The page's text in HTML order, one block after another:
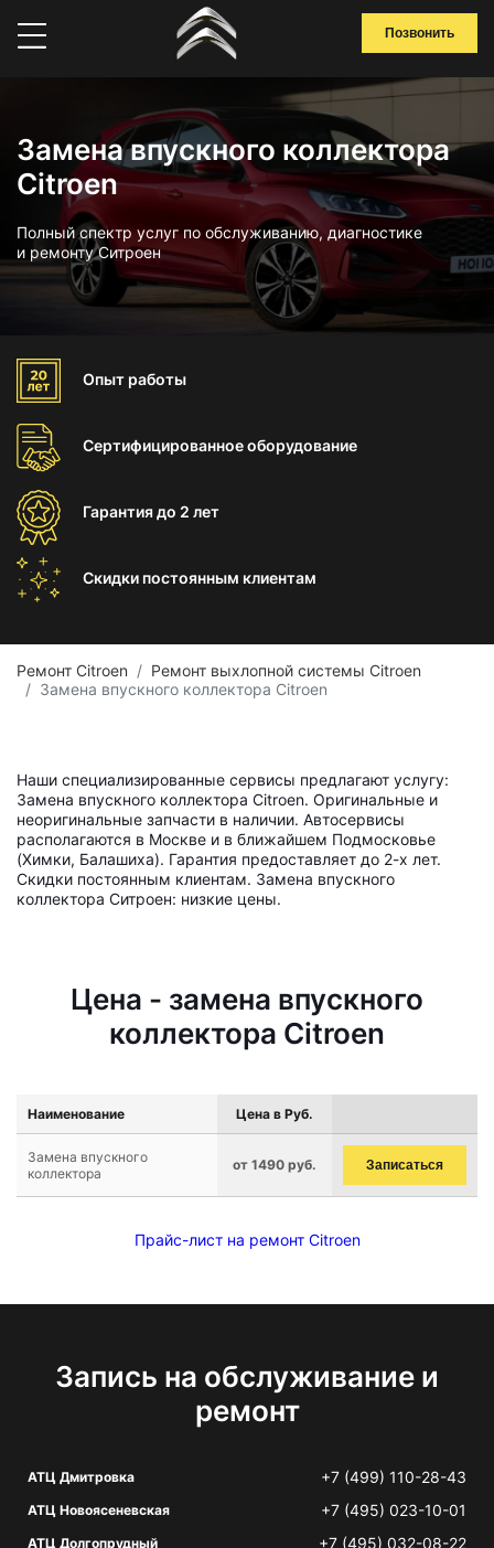
Позвонить
Замена впускного коллектора
Citroen
Полный спектр услуг по обслуживанию, диагностике
и ремонту Ситроен
Опыт работы
Сертифицированноеоборудование
Гарантиядо 2 лет
Скидки постоянным клиентам
Ремонт Citroen
Ремонт выхлопной системы Citroen
Замена впускного коллектора Citroen
Наши специализированные сервисы предлагают услугу:
Замена впускного коллектора Citroen. Оригинальные и
неоригинальные запчасти в наличии. Автосервисы
располагаются в Москве и в ближайшем Подмосковье
(Химки, Балашиха). Гарантия предоставляет до 2-х лет.
Скидки постоянным клиентам. Замена впускного
коллектора Ситроен: низкие цены.
Цена - замена впускного
коллектора Citroen
Наименование Цена в Руб.
Замена впускного
коллектора
от 1490 руб. Записаться
Прайс-лист на ремонт Citroen
Запись на обслуживание и
ремонт
АТЦ Дмитровка +7 (499) 110-28-43
АТЦ Новоясеневская +7 (495) 023-10-01
АТЦ Долгопрудный +7 (495) 032-08-22